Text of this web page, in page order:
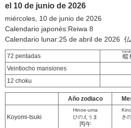
el 10 de junio de 2026
miércoles, 10 de junio de 2026
Calendario japonés:Reiwa 8
Calendario lunar:25 de abril de 2026
72 pentadas 蟷
Veintiocho mansiones
12 choku
Año zodiaco
Koyomi-tsuki
Hinoe-uma
ひのえうま
丙午
き